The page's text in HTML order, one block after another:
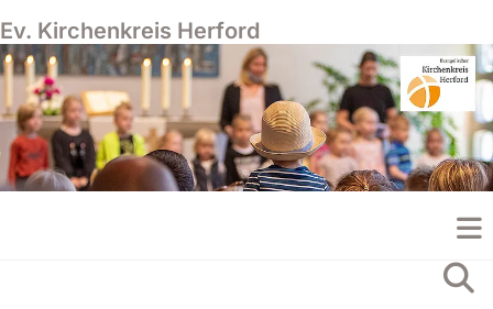
Ev. Kirchenkreis Herford